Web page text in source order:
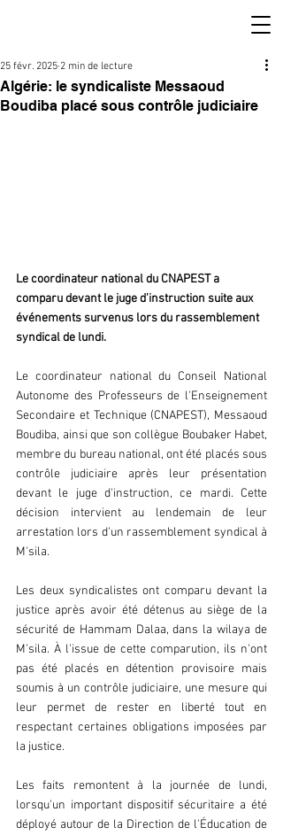
Algérie: le syndicaliste Messaoud
Boudiba placé sous contrôle judiciaire
25 févr. 2025 2 min de lecture
Le coordinateur national du CNAPEST a
comparu devant le juge d'instruction suite aux
événements survenus lors du rassemblement
syndical de lundi.
Le coordinateur national du Conseil National
Autonome des Professeurs de l'Enseignement
Secondaire et Technique (CNAPEST), Messaoud
Boudiba, ainsi que son collègue Boubaker Habet,
membre du bureau national, ont été placés sous
contrôle judiciaire après leur présentation
devant le juge d'instruction, ce mardi. Cette
décision intervient au lendemain de leur
arrestation lors d'un rassemblement syndical à
M'sila.
Les deux syndicalistes ont comparu devant la
justice après avoir été détenus au siège de la
sécurité de Hammam Dalaa, dans la wilaya de
M'sila. À l'issue de cette comparution, ils n'ont
pas été placés en détention provisoire mais
soumis à un contrôle judiciaire, une mesure qui
leur permet de rester en liberté tout en
respectant certaines obligations imposées par
la justice.
Les faits remontent à la journée de lundi,
lorsqu'un important dispositif sécuritaire a été
déployé autour de la Direction de l'Éducation de